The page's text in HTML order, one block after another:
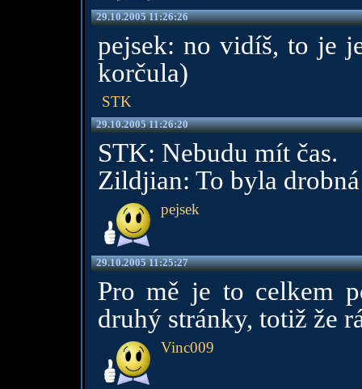
29.10.2005 11:26:26
pejsek: no vidíš, to je
korčula)
STK
29.10.2005 11:26:20
STK: Nebudu mít čas.
Zildjian: To byla drobná
pejsek
29.10.2005 11:25:27
Pro mě je to celkem
druhý stránky, totiž že
Vinc009